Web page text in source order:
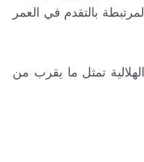
بالتقدم في العمر
تمثل ما يقرب من